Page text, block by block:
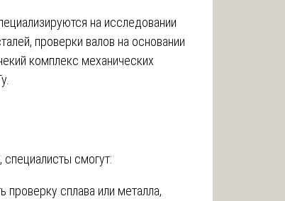
на исследовании
проверки валов на основании
комплекс механических
смогут:
проверку сплава или металла,